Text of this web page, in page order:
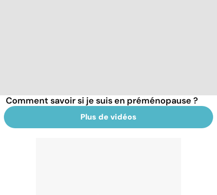
Comment savoir si je suis en préménopause ?
Plus de vidéos